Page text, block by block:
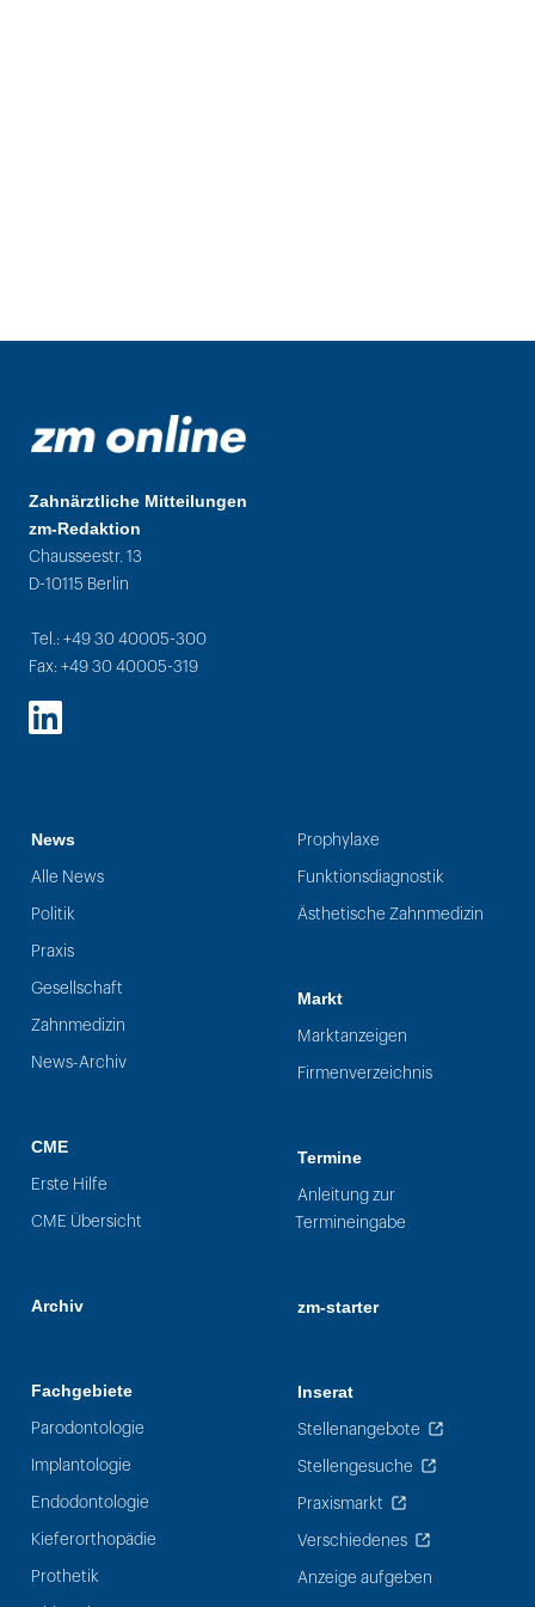
Zahnärztliche Mitteilungen
zm-Redaktion
Chausseestr. 13
D-10115 Berlin
Tel.: +49 30 40005-300
Fax: +49 30 40005-319
LinkedIn
News
Alle News
Politik
Praxis
Gesellschaft
Zahnmedizin
News-Archiv
CME
Erste Hilfe
CME Übersicht
Archiv
Fachgebiete
Parodontologie
Implantologie
Endodontologie
Kieferorthopädie
Prothetik
Prophylaxe
Funktionsdiagnostik
Ästhetische Zahnmedizin
Markt
Marktanzeigen
Firmenverzeichnis
Termine
Anleitung zur
Termineingabe
zm-starter
Inserat
Stellenangebote
Stellengesuche
Praxismarkt
Verschiedenes
Anzeige aufgeben